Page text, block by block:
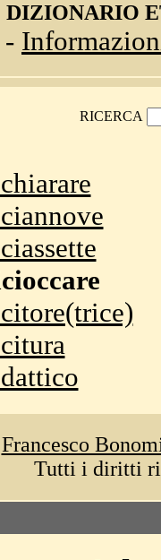
DIZIONARIO
-
RICERCA
Francesco
Tutti i diritti